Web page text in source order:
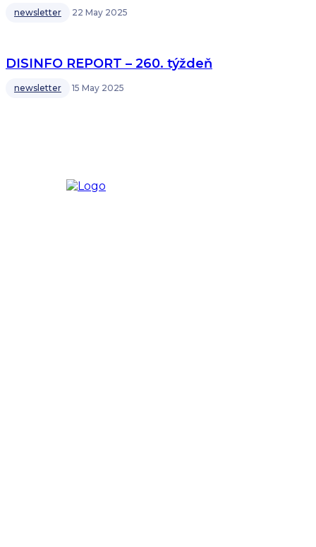
newsletter 22 May 2025
DISINFO REPORT – 260. týždeň
newsletter 15 May 2025